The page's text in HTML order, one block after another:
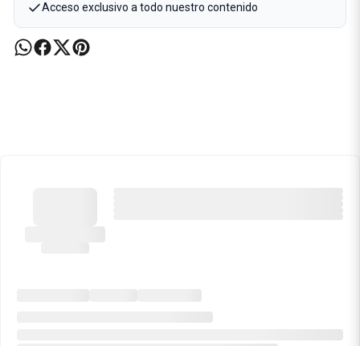
Acceso exclusivo a todo nuestro contenido